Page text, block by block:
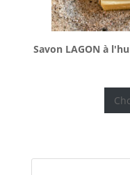
Savon LAGON à